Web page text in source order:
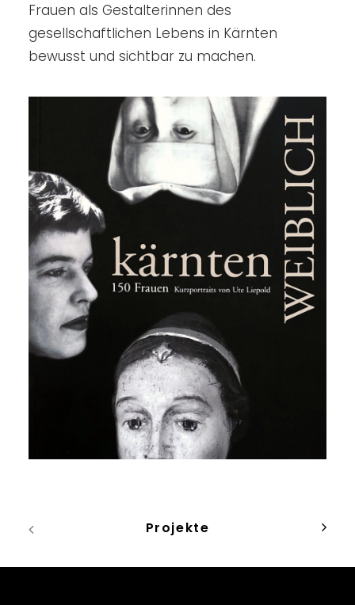
Frauen als Gestalterinnen des
gesellschaftlichen Lebens in Kärnten
bewusst und sichtbar zu machen.
Projekte